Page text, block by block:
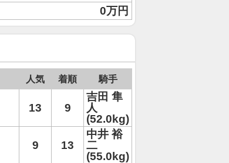
0万円
人気 着順 騎手
13 9
吉田 隼
人
(52.0kg)
9 13
中井 裕
二
(55.0kg)